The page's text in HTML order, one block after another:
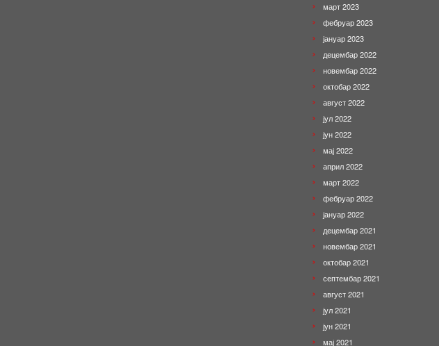
март 2023
фебруар 2023
јануар 2023
децембар 2022
новембар 2022
октобар 2022
август 2022
јул 2022
јун 2022
мај 2022
април 2022
март 2022
фебруар 2022
јануар 2022
децембар 2021
новембар 2021
октобар 2021
септембар 2021
август 2021
јул 2021
јун 2021
мај 2021